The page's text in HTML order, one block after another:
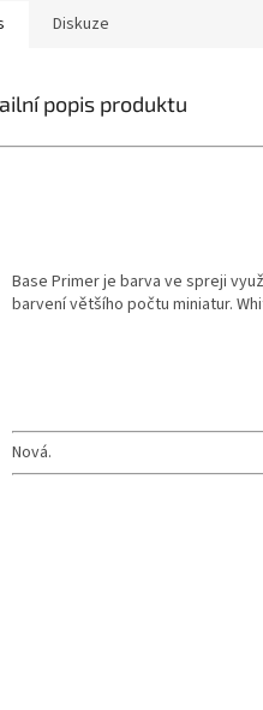
Diskuze
popis produktu
Base Primer je barva ve spreji
barvení většího počtu miniatur.
Nová.